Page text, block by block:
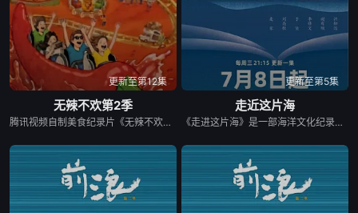
更新至第12集
无辣不欢第2季
腾讯视频自制美食纪录片《无辣不欢》第二季，以&quot;辣&quot;为情绪钥匙，从个人感受延伸至社会群像，深入探寻这款当代&quot;情绪释放器&quot;如何一辣解千愁。本季我们再次出发，走遍辣域多地，用火辣风味串联市井日常与人间温情，描摹国人豁达热烈、向阳而生的生活本色。
更新至第5集
走近这片海
《走进这片海》是一部海洋文化纪录片，节目特邀诺贝尔文学奖得主莫言题写片头，由广东省作家协会主席谢有顺担任总策划，并邀请刘亮程、麦家、于坚、李修文、许知远等知名作家参与录制。拍摄期间，作家们分赴福建沿海各地，围绕海洋历史、渔业生产、民间信仰、海岛生活、海洋饮食等主题，深入渔村、码头、海岛及各类民俗场所，以文学视角观察并呈现福建海洋文化的多元面貌。